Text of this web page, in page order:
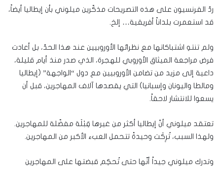
ردّ الفرنسيون على هذه التصريحات مذكّرين ميلوني بأن إيطاليا أيضاً،
قد استعمرت بلداناً أفريقية… إلخ.
ولم تنتهِ اشتباكاتها مع نظرائها الأوروبيين عند هذا الحدّ، بل أعادت
فرض مراجعة الميثاق الأوروبي للهجرة، الذي صدر منذ أيام قليلة،
داعية إلى مزيد من تضامن الأوروبيين مع دول “الواجهة” (إيطاليا
ومالطا واليونان وإسبانيا) التي يقصدها آلاف المهاجرين، قبل أن
يسعوا للانتشار لاحقاً.
تعتقد ميلوني أنّ إيطاليا أكثر من غيرها قِبْلَة مفضّلة للمهاجرين.
ولهذا السبب، تُرِكَت وحيدةً تتحمل العبء الأكبر من المهاجرين.
وتدرك ميلوني جيداً أنّها حتى تُحكِم قبضتها على المهاجرين